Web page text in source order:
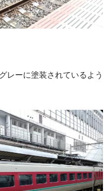
レーに塗装されているよう